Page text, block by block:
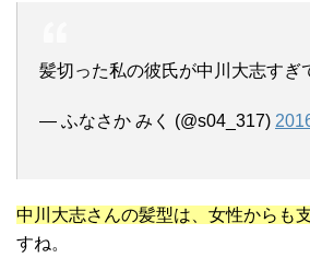
髪切った私の彼氏が中川大志すぎ
— ふなさか みく (@s04_317)
中川大志さんの髪型は、女性からも
すね。